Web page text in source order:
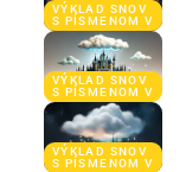
VÝKLAD SNOV
S PÍSMENOM V
VÝKLAD SNOV
S PÍSMENOM V
VÝKLAD SNOV
S PÍSMENOM V